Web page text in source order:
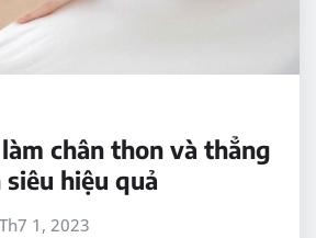
chân thon và thẳng
hiệu quả
Th7 1, 2023